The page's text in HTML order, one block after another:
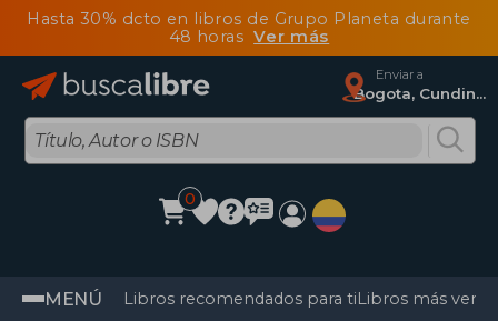
Hasta 30% dcto en libros de Grupo Planeta durante
48 horasVer más
Enviar a
Bogota, Cundinamarca
0
MENÚ Libros recomendados para tiLibros más